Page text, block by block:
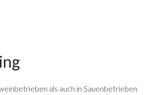
als auch in Sauenbetrieben